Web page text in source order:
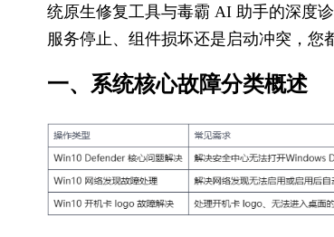
统原生修复工具与毒霸 AI 助手的深度
服务停止、组件损坏还是启动冲突，您
一、系统核心故障分类概述